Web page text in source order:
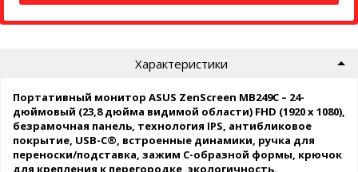
Характеристики
Портативный монитор ASUS ZenScreen MB249C – 24-
дюймовый (23,8 дюйма видимой области) FHD (1920 x 1080),
безрамочная панель, технология IPS, антибликовое
покрытие, USB-C®, встроенные динамики, ручка для
переноски/подставка, зажим C-образной формы, крючок
для крепления к перегородке, экологичность.